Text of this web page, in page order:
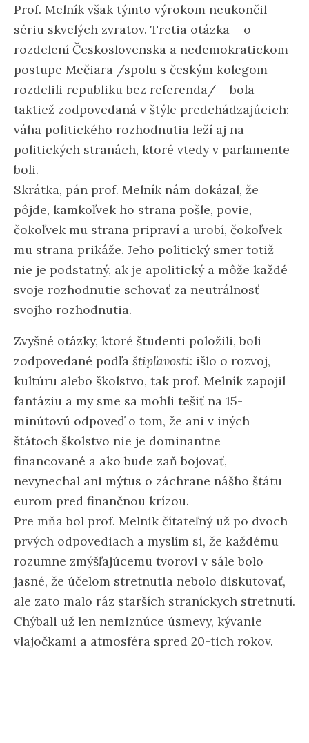
Prof. Melník však týmto výrokom neukončil
sériu skvelých zvratov. Tretia otázka – o
rozdelení Československa a nedemokratickom
postupe Mečiara /spolu s českým kolegom
rozdelili republiku bez referenda/ – bola
taktiež zodpovedaná v štýle predchádzajúcich:
váha politického rozhodnutia leží aj na
politických stranách, ktoré vtedy v parlamente
boli.
Skrátka, pán prof. Melník nám dokázal, že
pôjde, kamkoľvek ho strana pošle, povie,
čokoľvek mu strana pripraví a urobí, čokoľvek
mu strana prikáže. Jeho politický smer totiž
nie je podstatný, ak je apolitický a môže každé
svoje rozhodnutie schovať za neutrálnosť
svojho rozhodnutia.
Zvyšné otázky, ktoré študenti položili, boli
zodpovedané podľa štipľavosti: išlo o rozvoj,
kultúru alebo školstvo, tak prof. Melník zapojil
fantáziu a my sme sa mohli tešiť na 15-
minútovú odpoveď o tom, že ani v iných
štátoch školstvo nie je dominantne
financované a ako bude zaň bojovať,
nevynechal ani mýtus o záchrane nášho štátu
eurom pred finančnou krízou.
Pre mňa bol prof. Melnik čítateľný už po dvoch
prvých odpovediach a myslím si, že každému
rozumne zmýšľajúcemu tvorovi v sále bolo
jasné, že účelom stretnutia nebolo diskutovať,
ale zato malo ráz starších straníckych stretnutí.
Chýbali už len nemiznúce úsmevy, kývanie
vlajočkami a atmosféra spred 20-tich rokov.